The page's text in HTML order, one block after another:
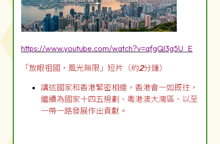
https://www.youtube.com/watch?v=qfgQl3g5U_E
「放眼祖國，風光無限」短片（約2分鐘）
講述國家和香港緊密相連，香港會一如既往，
繼續為國家十四五規劃、粵港澳大灣區、以至
一帶一路發展作出貢獻。